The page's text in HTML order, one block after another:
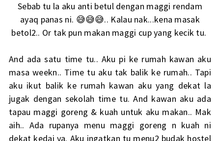
Sebab tu la aku anti betul dengan maggi rendam
ayaq panas ni. 😅😅😅.. Kalau nak...kena masak
betol2.. Or tak pun makan maggi cup yang kecik tu.
And ada satu time tu.. Aku pi ke rumah kawan aku
masa weekn.. Time tu aku tak balik ke rumah.. Tapi
aku ikut balik ke rumah kawan aku yang dekat la
jugak dengan sekolah time tu. And kawan aku ada
tapau maggi goreng & kuah untuk aku makan.. Mak
aih.. Ada rupanya menu maggi goreng n kuah ni
dekat kedai ya. Aku ingatkan tu menu2 budak hostel